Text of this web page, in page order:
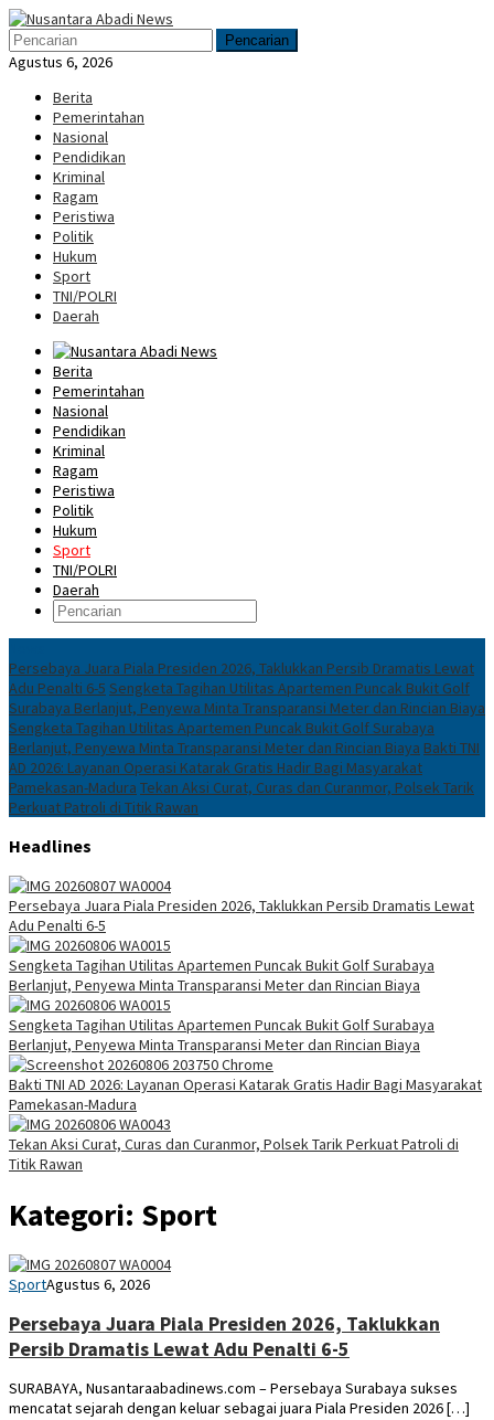
Loncat
ke
konten
Menu
Mobile
Pencarian
Agustus 6, 2026
Berita
Pemerintahan
Nasional
Pendidikan
Kriminal
Ragam
Peristiwa
Politik
Hukum
Sport
TNI/POLRI
Daerah
Berita
Pemerintahan
Nasional
Pendidikan
Kriminal
Ragam
Peristiwa
Politik
Hukum
Sport
TNI/POLRI
Daerah
Persebaya Juara Piala Presiden 2026, Taklukkan Persib Dramatis Lewat
Adu Penalti 6-5 Sengketa Tagihan Utilitas Apartemen Puncak Bukit Golf
Surabaya Berlanjut, Penyewa Minta Transparansi Meter dan Rincian Biaya
Sengketa Tagihan Utilitas Apartemen Puncak Bukit Golf Surabaya
Berlanjut, Penyewa Minta Transparansi Meter dan Rincian Biaya Bakti TNI
AD 2026: Layanan Operasi Katarak Gratis Hadir Bagi Masyarakat
Pamekasan-Madura Tekan Aksi Curat, Curas dan Curanmor, Polsek Tarik
Perkuat Patroli di Titik Rawan
Headlines
Persebaya Juara Piala Presiden 2026, Taklukkan Persib Dramatis Lewat
Adu Penalti 6-5
Sengketa Tagihan Utilitas Apartemen Puncak Bukit Golf Surabaya
Berlanjut, Penyewa Minta Transparansi Meter dan Rincian Biaya
Sengketa Tagihan Utilitas Apartemen Puncak Bukit Golf Surabaya
Berlanjut, Penyewa Minta Transparansi Meter dan Rincian Biaya
Bakti TNI AD 2026: Layanan Operasi Katarak Gratis Hadir Bagi Masyarakat
Pamekasan-Madura
Tekan Aksi Curat, Curas dan Curanmor, Polsek Tarik Perkuat Patroli di
Titik Rawan
Kategori: Sport
Sportabi
Agustus 6, 2026
Persebaya Juara Piala Presiden 2026, Taklukkan
Persib Dramatis Lewat Adu Penalti 6-5
SURABAYA, Nusantaraabadinews.com – Persebaya Surabaya sukses
mencatat sejarah dengan keluar sebagai juara Piala Presiden 2026 […]